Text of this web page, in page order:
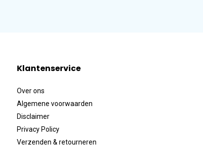
Klantenservice
Over ons
Algemene voorwaarden
Disclaimer
Privacy Policy
Verzenden & retourneren